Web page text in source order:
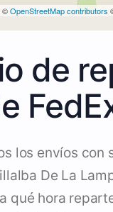
©OpenStreetMap contributors
de
los envíos con
De La
qué hora